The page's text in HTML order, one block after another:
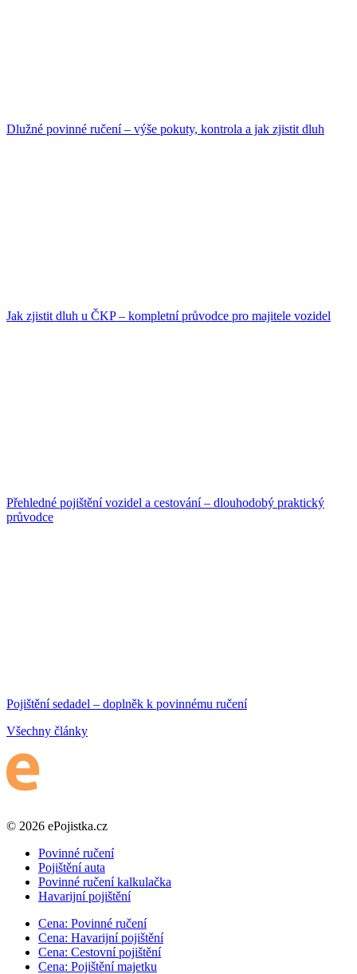
Dlužné povinné ručení – výše pokuty, kontrola a jak zjistit dluh
Jak zjistit dluh u ČKP – kompletní průvodce pro majitele vozidel
Přehledné pojištění vozidel a cestování – dlouhodobý praktický
průvodce
Pojištění sedadel – doplněk k povinnému ručení
Všechny články
© 2026 ePojistka.cz
Povinné ručení
Pojištění auta
Povinné ručení kalkulačka
Havarijní pojištění
Cena: Povinné ručení
Cena: Havarijní pojištění
Cena: Cestovní pojištění
Cena: Pojištění majetku